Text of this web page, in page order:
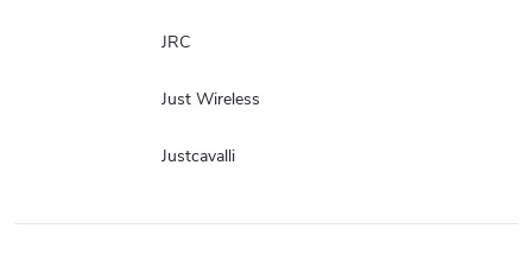
JRC
Just Wireless
Justcavalli